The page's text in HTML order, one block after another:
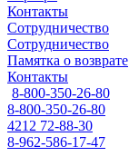
Контакты
Сотрудничество
Сотрудничество
Памятка о возврате
Контакты
8-800-350-26-80
8-800-350-26-80
4212 72-88-30
8-962-586-17-47